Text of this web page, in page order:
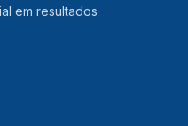
em resultados